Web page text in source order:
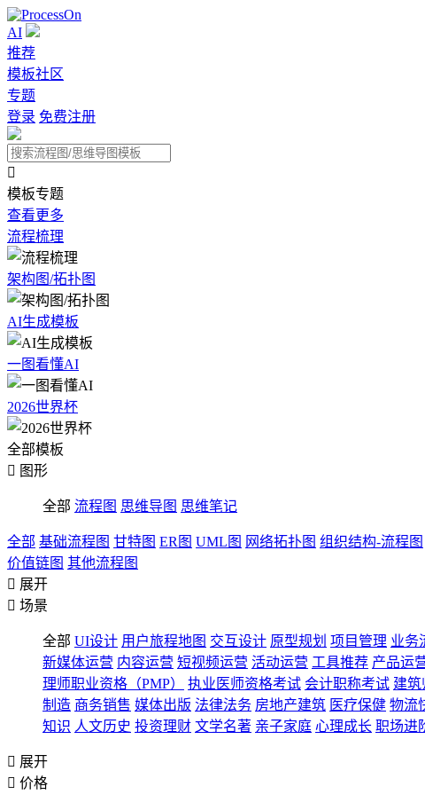
AI
推荐
模板社区
专题
登录 免费注册

模板专题
查看更多
流程梳理
架构图/拓扑图
AI生成模板
一图看懂AI
2026世界杯
全部模板
 图形
全部 流程图 思维导图 思维笔记
全部 基础流程图 甘特图 ER图 UML图 网络拓扑图 组织结构-流程图
价值链图 其他流程图
 展开
 场景
全部 UI设计 用户旅程地图 交互设计 原型规划 项目管理 业务
新媒体运营 内容运营 短视频运营 活动运营 工具推荐 产品运
理师职业资格（PMP）
执业医师资格考试 会计职称考试 建筑
制造 商务销售 媒体出版 法律法务 房地产建筑 医疗保健 物流
知识 人文历史 投资理财 文学名著 亲子家庭 心理成长 职场进
 展开
 价格